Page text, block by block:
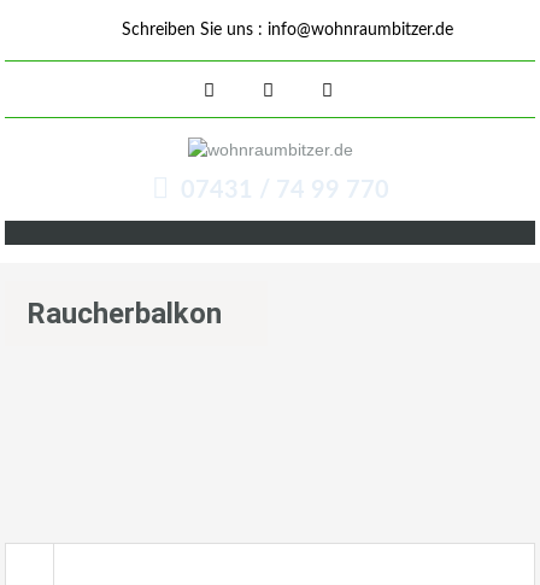
Schreiben Sie uns : info@wohnraumbitzer.de
07431 / 74 99 770
Raucherbalkon